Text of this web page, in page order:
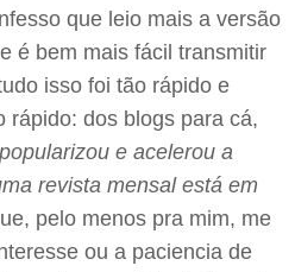
que leio mais a versão
é bem mais fácil transmitir
isso foi tão rápido e
rápido: dos blogs para cá,
e acelerou a
revista mensal está em
pelo menos pra mim, me
ou a paciencia de